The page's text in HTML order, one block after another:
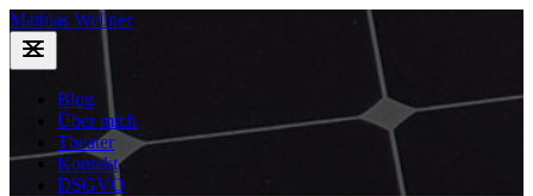
Mathias Wellner
Blog
Über mich
Theater
Kontakt
DSGVO